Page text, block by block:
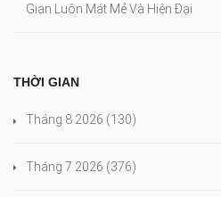
Gian Luôn Mát Mẻ Và Hiện Đại
THỜI GIAN
Tháng 8 2026 (130)
Tháng 7 2026 (376)